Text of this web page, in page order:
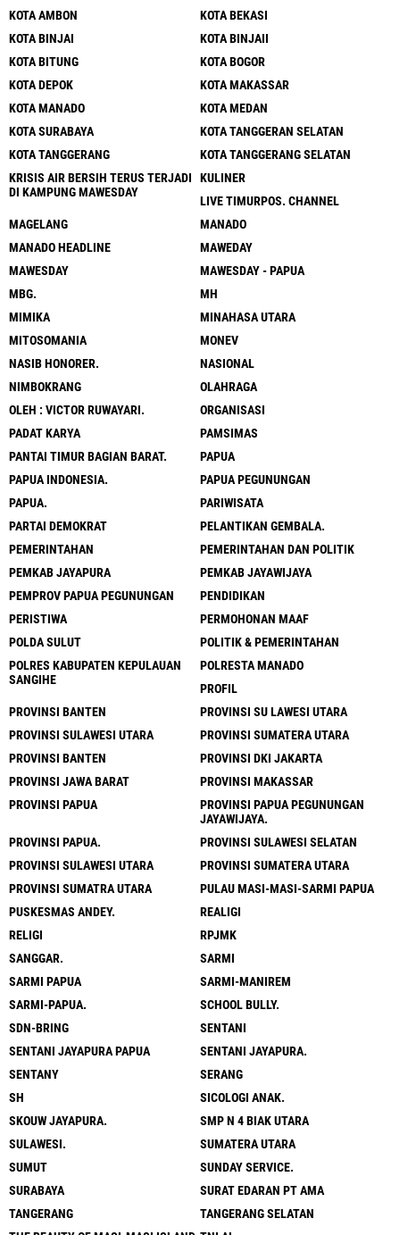
KOTA AMBON
KOTA BEKASI
KOTA BINJAI
KOTA BINJAII
KOTA BITUNG
KOTA BOGOR
KOTA DEPOK
KOTA MAKASSAR
KOTA MANADO
KOTA MEDAN
KOTA SURABAYA
KOTA TANGGERAN SELATAN
KOTA TANGGERANG
KOTA TANGGERANG SELATAN
KRISIS AIR BERSIH TERUS TERJADI
DI KAMPUNG MAWESDAY
KULINER
LIVE TIMURPOS. CHANNEL
MAGELANG
MANADO
MANADO HEADLINE
MAWEDAY
MAWESDAY
MAWESDAY - PAPUA
MBG.
MH
MIMIKA
MINAHASA UTARA
MITOSOMANIA
MONEV
NASIB HONORER.
NASIONAL
NIMBOKRANG
OLAHRAGA
OLEH : VICTOR RUWAYARI.
ORGANISASI
PADAT KARYA
PAMSIMAS
PANTAI TIMUR BAGIAN BARAT.
PAPUA
PAPUA INDONESIA.
PAPUA PEGUNUNGAN
PAPUA.
PARIWISATA
PARTAI DEMOKRAT
PELANTIKAN GEMBALA.
PEMERINTAHAN
PEMERINTAHAN DAN POLITIK
PEMKAB JAYAPURA
PEMKAB JAYAWIJAYA
PEMPROV PAPUA PEGUNUNGAN
PENDIDIKAN
PERISTIWA
PERMOHONAN MAAF
POLDA SULUT
POLITIK & PEMERINTAHAN
POLRES KABUPATEN KEPULAUAN
SANGIHE
POLRESTA MANADO
PROFIL
PROVINSI BANTEN
PROVINSI SU LAWESI UTARA
PROVINSI SULAWESI UTARA
PROVINSI SUMATERA UTARA
PROVINSI BANTEN
PROVINSI DKI JAKARTA
PROVINSI JAWA BARAT
PROVINSI MAKASSAR
PROVINSI PAPUA
PROVINSI PAPUA PEGUNUNGAN
JAYAWIJAYA.
PROVINSI PAPUA.
PROVINSI SULAWESI SELATAN
PROVINSI SULAWESI UTARA
PROVINSI SUMATERA UTARA
PROVINSI SUMATRA UTARA
PULAU MASI-MASI-SARMI PAPUA
PUSKESMAS ANDEY.
REALIGI
RELIGI
RPJMK
SANGGAR.
SARMI
SARMI PAPUA
SARMI-MANIREM
SARMI-PAPUA.
SCHOOL BULLY.
SDN-BRING
SENTANI
SENTANI JAYAPURA PAPUA
SENTANI JAYAPURA.
SENTANY
SERANG
SH
SICOLOGI ANAK.
SKOUW JAYAPURA.
SMP N 4 BIAK UTARA
SULAWESI.
SUMATERA UTARA
SUMUT
SUNDAY SERVICE.
SURABAYA
SURAT EDARAN PT AMA
TANGERANG
TANGERANG SELATAN